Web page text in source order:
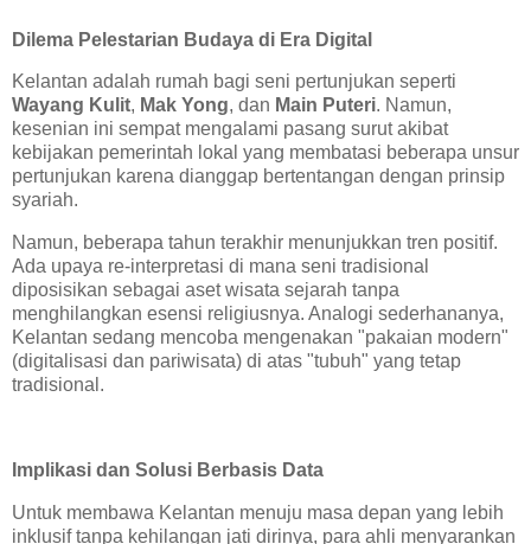
Dilema Pelestarian Budaya di Era Digital
Kelantan adalah rumah bagi seni pertunjukan seperti
Wayang Kulit, Mak Yong, dan Main Puteri. Namun,
kesenian ini sempat mengalami pasang surut akibat
kebijakan pemerintah lokal yang membatasi beberapa unsur
pertunjukan karena dianggap bertentangan dengan prinsip
syariah.
Namun, beberapa tahun terakhir menunjukkan tren positif.
Ada upaya re-interpretasi di mana seni tradisional
diposisikan sebagai aset wisata sejarah tanpa
menghilangkan esensi religiusnya. Analogi sederhananya,
Kelantan sedang mencoba mengenakan "pakaian modern"
(digitalisasi dan pariwisata) di atas "tubuh" yang tetap
tradisional.
Implikasi dan Solusi Berbasis Data
Untuk membawa Kelantan menuju masa depan yang lebih
inklusif tanpa kehilangan jati dirinya, para ahli menyarankan